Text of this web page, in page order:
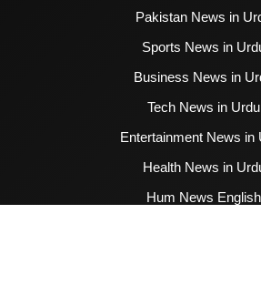
Pakistan News in
Sports News in
Business News in
Tech News in Urdu
Entertainment News in
Health News in
Hum News English